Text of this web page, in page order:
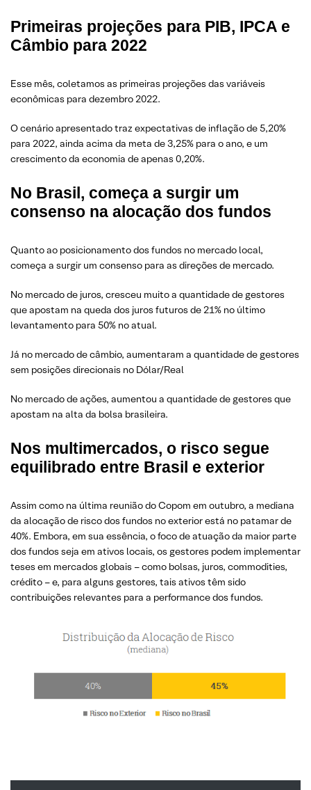
Primeiras projeções para PIB, IPCA e
Câmbio para 2022
Esse mês, coletamos as primeiras projeções das variáveis
econômicas para dezembro 2022.
O cenário apresentado traz expectativas de inflação de 5,20%
para 2022, ainda acima da meta de 3,25% para o ano, e um
crescimento da economia de apenas 0,20%.
No Brasil, começa a surgir um
consenso na alocação dos fundos
Quanto ao posicionamento dos fundos no mercado local,
começa a surgir um consenso para as direções de mercado.
No mercado de juros, cresceu muito a quantidade de gestores
que apostam na queda dos juros futuros de 21% no último
levantamento para 50% no atual.
Já no mercado de câmbio, aumentaram a quantidade de gestores
sem posições direcionais no Dólar/Real
No mercado de ações, aumentou a quantidade de gestores que
apostam na alta da bolsa brasileira.
Nos multimercados, o risco segue
equilibrado entre Brasil e exterior
Assim como na última reunião do Copom em outubro, a mediana
da alocação de risco dos fundos no exterior está no patamar de
40%. Embora, em sua essência, o foco de atuação da maior parte
dos fundos seja em ativos locais, os gestores podem implementar
teses em mercados globais – como bolsas, juros, commodities,
crédito – e, para alguns gestores, tais ativos têm sido
contribuições relevantes para a performance dos fundos.